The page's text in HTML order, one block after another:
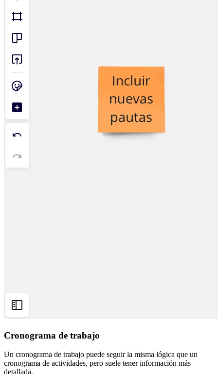
Cronograma de trabajo
Un cronograma de trabajo puede seguir la misma lógica que un
cronograma de actividades, pero suele tener información más
detallada.